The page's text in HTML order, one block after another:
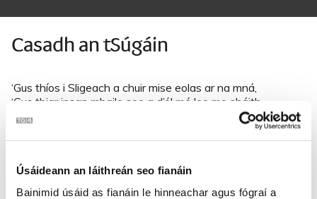
Úsáideann an láithreán seo fianáin
Bainimid úsáid as fianáin le hinneachar agus fógraí a
Casadh an tSúgáin
‘Gus thíos i Sligeach a chuir mise eolas ar na mná,
‘Gus thiar insan mbaile seo a d’ól mé leo mo sháith,
Ar bhrí mo mhaide mura stopa sibhse feasta amhlaidh seal
Go n-imreoidh mise cleas a bhainfeas siúl as na mná.
S an darna cleas sa teach a bhí go dlúth lena thaobh,